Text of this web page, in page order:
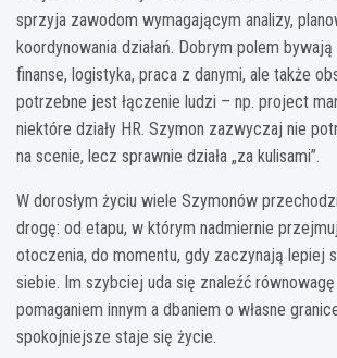
sprzyja zawodom wymagającym analizy,
koordynowania działań. Dobrym polem bywają
finanse, logistyka, praca z danymi, ale także
potrzebne jest łączenie ludzi – np. project
niektóre działy HR. Szymon zazwyczaj nie
na scenie, lecz sprawnie działa „za kulisami”.
W dorosłym życiu wiele Szymonów
drogę: od etapu, w którym nadmiernie
otoczenia, do momentu, gdy zaczynają lepiej
siebie. Im szybciej uda się znaleźć
pomaganiem innym a dbaniem o własne
spokojniejsze staje się życie.